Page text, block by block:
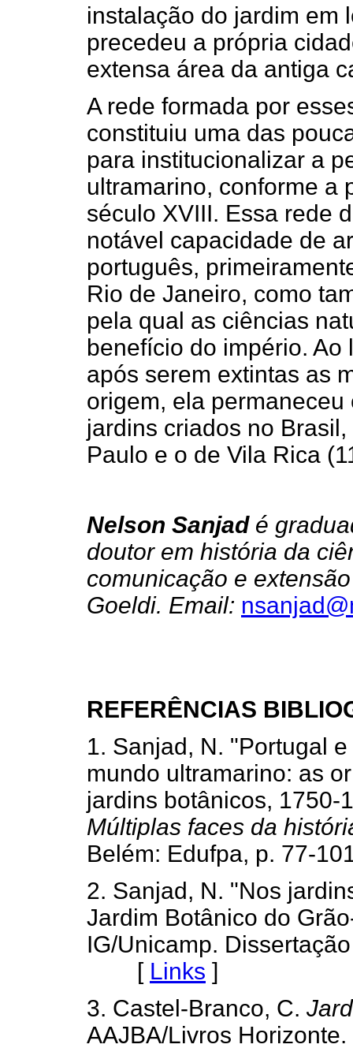
instalação do jardim em
precedeu a própria
extensa área da antiga
A rede formada por
constituiu uma das
para institucionalizar a
ultramarino, conforme a
século XVIII. Essa rede
notável capacidade de
português,
Rio de Janeiro, como
pela qual as ciências
benefício do império.
após serem extintas as
origem, ela
jardins criados no
Paulo e o de Vila Rica
Nelson Sanjadé
doutor em história da
comunicação e
Goeldi. Email:
REFERÊNCIAS
1. Sanjad, N. "Portugal
mundo ultramarino: as
jardins botânicos, 1750-
Múltiplas faces da
Belém: Edufpa, p.
2. Sanjad, N. "Nos
Jardim Botânico do
IG/Unicamp.
[ Links ]
3. Castel-Branco, C.
AAJBA/Livros